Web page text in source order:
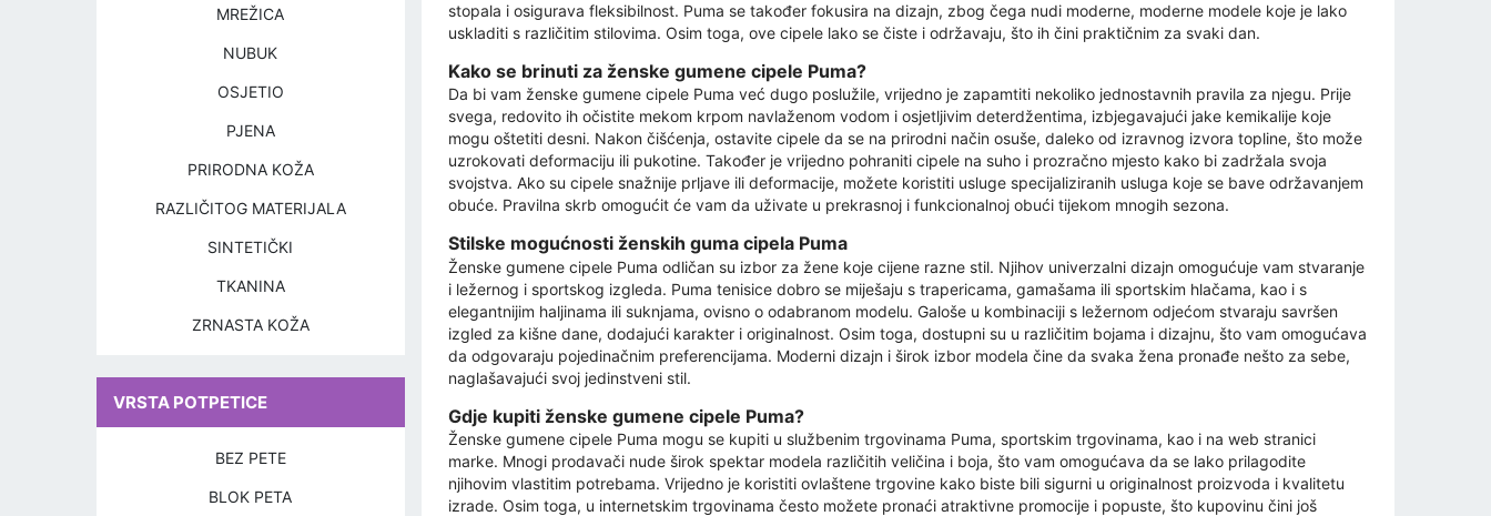
stopala i osigurava fleksibilnost. Puma se također fokusira na dizajn, zbog čega nudi moderne, moderne modele koje je lako
uskladiti s različitim stilovima. Osim toga, ove cipele lako se čiste i održavaju, što ih čini praktičnim za svaki dan.
Kako se brinuti za ženske gumene cipele Puma?
Da bi vam ženske gumene cipele Puma već dugo poslužile, vrijedno je zapamtiti nekoliko jednostavnih pravila za njegu. Prije
svega, redovito ih očistite mekom krpom navlaženom vodom i osjetljivim deterdžentima, izbjegavajući jake kemikalije koje
mogu oštetiti desni. Nakon čišćenja, ostavite cipele da se na prirodni način osuše, daleko od izravnog izvora topline, što može
uzrokovati deformaciju ili pukotine. Također je vrijedno pohraniti cipele na suho i prozračno mjesto kako bi zadržala svoja
svojstva. Ako su cipele snažnije prljave ili deformacije, možete koristiti usluge specijaliziranih usluga koje se bave održavanjem
obuće. Pravilna skrb omogućit će vam da uživate u prekrasnoj i funkcionalnoj obući tijekom mnogih sezona.
Stilske mogućnosti ženskih guma cipela Puma
Ženske gumene cipele Puma odličan su izbor za žene koje cijene razne stil. Njihov univerzalni dizajn omogućuje vam stvaranje
i ležernog i sportskog izgleda. Puma tenisice dobro se miješaju s trapericama, gamašama ili sportskim hlačama, kao i s
elegantnijim haljinama ili suknjama, ovisno o odabranom modelu. Galoše u kombinaciji s ležernom odjećom stvaraju savršen
izgled za kišne dane, dodajući karakter i originalnost. Osim toga, dostupni su u različitim bojama i dizajnu, što vam omogućava
da odgovaraju pojedinačnim preferencijama. Moderni dizajn i širok izbor modela čine da svaka žena pronađe nešto za sebe,
naglašavajući svoj jedinstveni stil.
Gdje kupiti ženske gumene cipele Puma?
Ženske gumene cipele Puma mogu se kupiti u službenim trgovinama Puma, sportskim trgovinama, kao i na web stranici
marke. Mnogi prodavači nude širok spektar modela različitih veličina i boja, što vam omogućava da se lako prilagodite
njihovim vlastitim potrebama. Vrijedno je koristiti ovlaštene trgovine kako biste bili sigurni u originalnost proizvoda i kvalitetu
izrade. Osim toga, u internetskim trgovinama često možete pronaći atraktivne promocije i popuste, što kupovinu čini još
MREŽICA
NUBUK
OSJETIO
PJENA
PRIRODNA KOŽA
RAZLIČITOG MATERIJALA
SINTETIČKI
TKANINA
ZRNASTA KOŽA
VRSTA POTPETICE
BEZ PETE
BLOK PETA